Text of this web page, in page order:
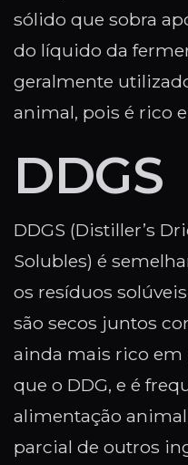
sólido que sobra
do líquido da
geralmente
animal, pois é rico
DDGS
DDGS (Distiller’s
Solubles) é
os resíduos
são secos juntos
ainda mais rico em
que o DDG, e é
alimentação
parcial de outros